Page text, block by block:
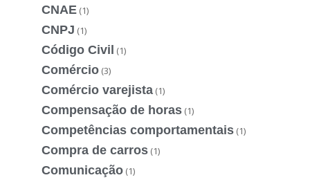
CNAE (1)
CNPJ (1)
Código Civil (1)
Comércio (3)
Comércio varejista (1)
Compensação de horas (1)
Competências comportamentais (1)
Compra de carros (1)
Comunicação (1)